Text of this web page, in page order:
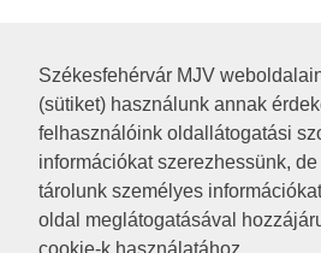
Székesfehérvár MJV
(sütiket) használunk annak
felhasználóink oldallátogatási
információkat szerezhessünk,
tárolunk személyes
oldal meglátogatásával
RSS
A HONLAP 2017.03.31-I ÁLLAPOTA
JOGI NYILATKOZAT
IMPRESSZUM